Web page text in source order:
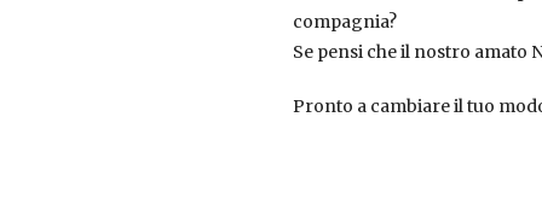
compagnia?
Se pensi che il nostro amato
Pronto a cambiare il tuo